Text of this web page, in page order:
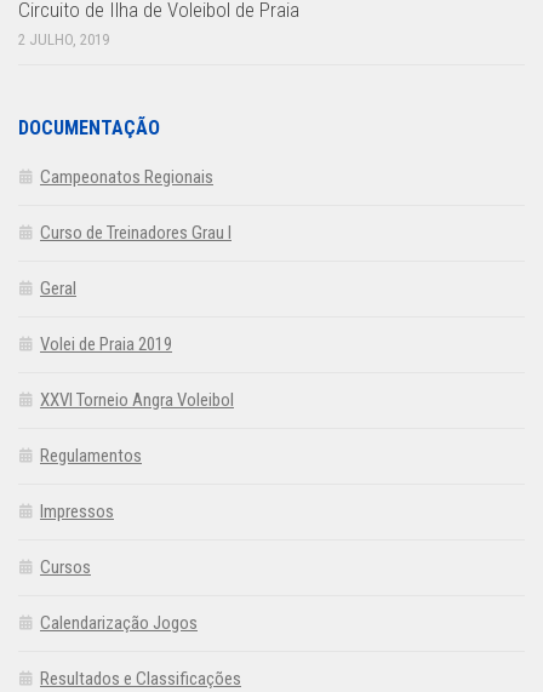
Circuito de Ilha de Voleibol de Praia
2 JULHO, 2019
DOCUMENTAÇÃO
Campeonatos Regionais
Curso de Treinadores Grau I
Geral
Volei de Praia 2019
XXVI Torneio Angra Voleibol
Regulamentos
Impressos
Cursos
Calendarização Jogos
Resultados e Classificações